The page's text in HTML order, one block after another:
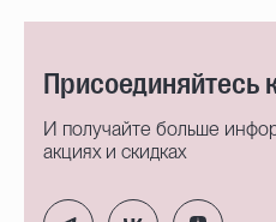
Присоединяйтесь
И получайте больше
акциях и скидках